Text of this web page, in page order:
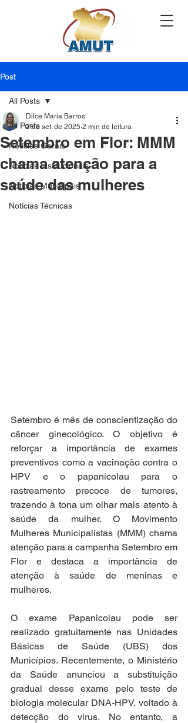
Post
All Posts
Notícias Gerais
Notícias Institucionais
Notícias Municipais
Notícias Técnicas
All Posts
Setembro em Flor: MMM
chama atenção para a
saúde das mulheres
Dilce Maria Barros
2 de set. de 2025 2 min de leitura
Setembro é mês de conscientização do
câncer ginecológico. O objetivo é
reforçar a importância de exames
preventivos como a vacinação contra o
HPV e o papanicolau para o
rastreamento precoce de tumores,
trazendo à tona um olhar mais atento à
saúde da mulher. O Movimento
Mulheres Municipalistas (MMM) chama
atenção para a campanha Setembro em
Flor e destaca a importância de
atenção à saúde de meninas e
mulheres.
O exame Papanicolau pode ser
realizado gratuitamente nas Unidades
Básicas de Saúde (UBS) dos
Municípios. Recentemente, o Ministério
da Saúde anunciou a substituição
gradual desse exame pelo teste de
biologia molecular DNA-HPV, voltado à
detecção do vírus. No entanto, a